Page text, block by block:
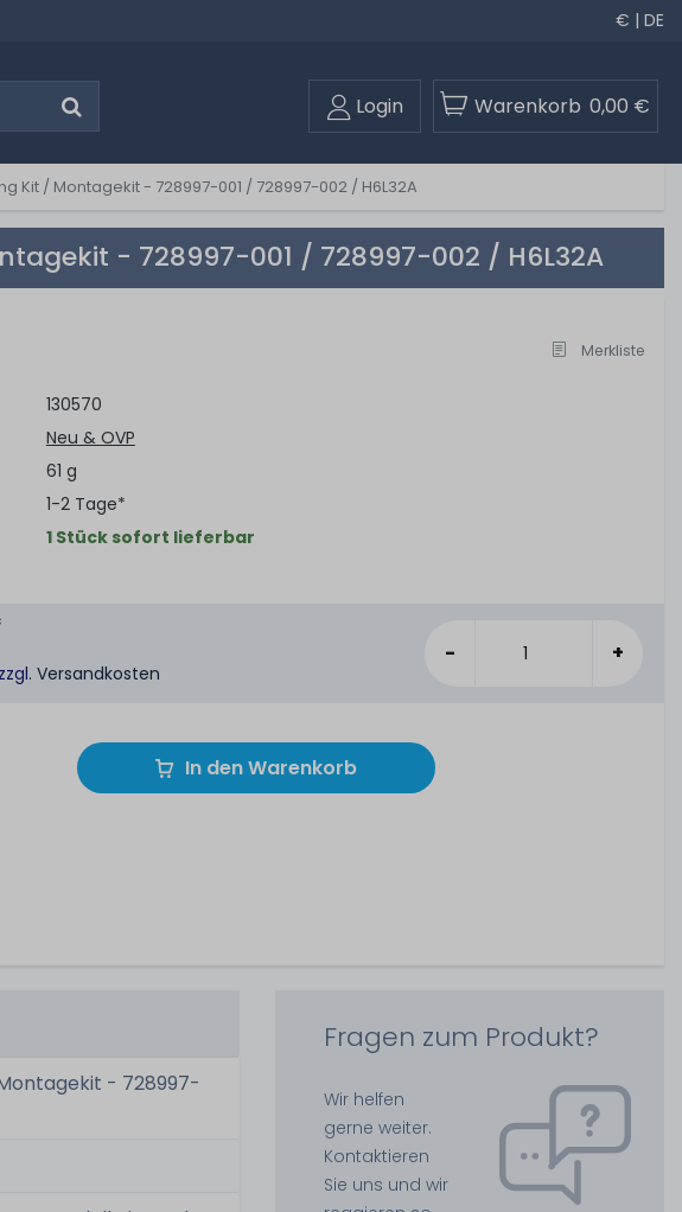
€ | DE
Login Warenkorb 0,00 €
Kit / Montagekit - 728997-001 / 728997-002 / H6L32A
- 728997-001 / 728997-002 / H6L32A
Merkliste
130570
Neu & OVP
61 g
1-2 Tage*
1 Stück sofort lieferbar
Versandkosten
- +
In den Warenkorb
- 728997-
Fragen zum Produkt?
Wir helfen
gerne weiter.
Kontaktieren
Sie uns und wir